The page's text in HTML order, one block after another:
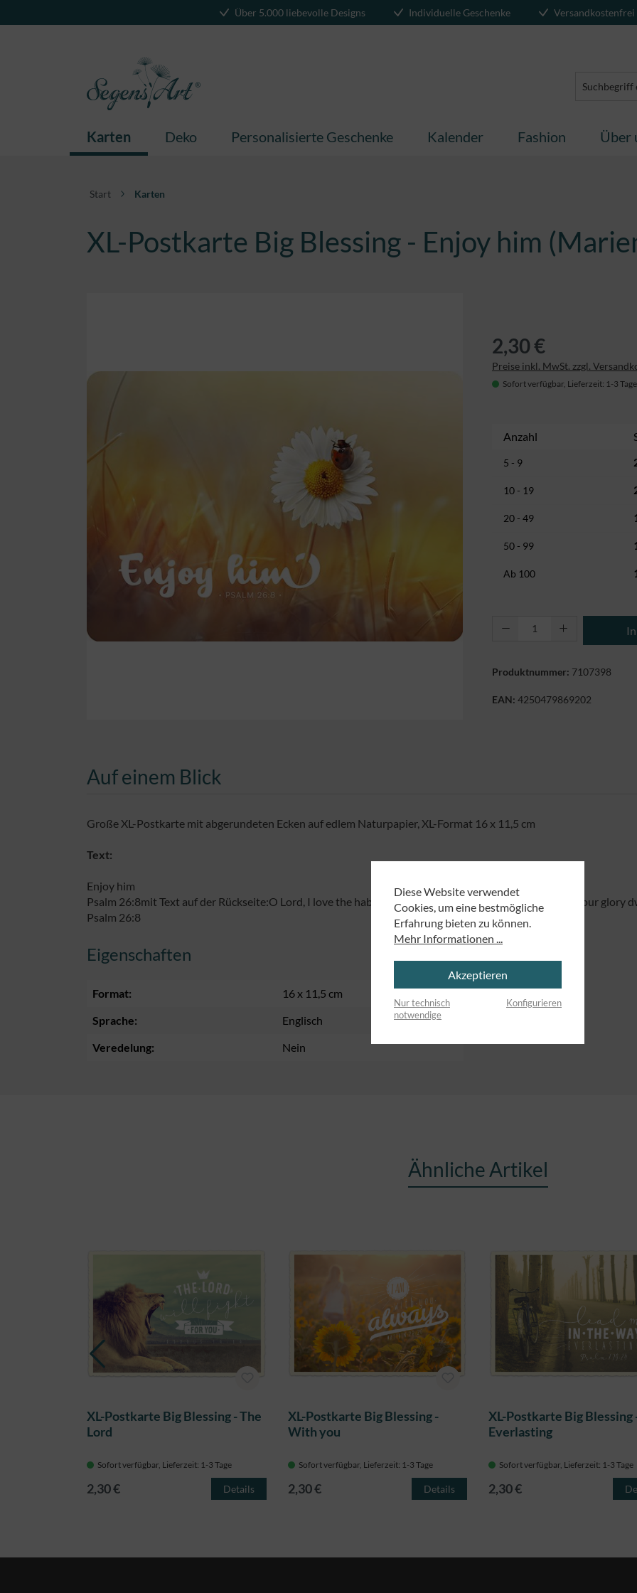
Über 5.000 liebevolle Designs Individuelle Geschenke
Karten Deko Personalisierte Geschenke Kalender Fashion Über
Start Karten
XL-Postkarte Big Blessing - Enjoy him
2,30 €
Preise inkl. MwSt. zzgl.
Sofort verfügbar, Lieferzeit: 1-3 Tage
Anzahl
5 - 9
10 - 19
20 - 49
50 - 99
Ab 100
Produkt Anzahl:
Produktnummer: 7107398
EAN: 4250479869202
Auf einem Blick
Große XL-Postkarte mit abgerundeten Ecken auf edlem Naturpapier, XL-Format 16 x 11,5 cm
Text:
Enjoy him
Psalm 26:8mit Text auf der Rückseite:O Lord, I love the habitation of your house and the place where your glory
Psalm 26:8
Eigenschaften
Format:
16 x 11,5 cm
Sprache:
Englisch
Veredelung:
Nein
Ähnliche Artikel
XL-Postkarte Big Blessing - The
Lord
Sofort verfügbar, Lieferzeit: 1-3 Tage
2,30 € Details
XL-Postkarte Big Blessing -
With you
Sofort verfügbar, Lieferzeit: 1-3 Tage
2,30 € Details
XL-Postkarte Big Blessing
Everlasting
Sofort verfügbar, Lieferzeit: 1-3 Tage
2,30 €
Diese Website verwendet
Cookies, um eine bestmögliche
Erfahrung bieten zu können.
Mehr Informationen ...
Akzeptieren
Nur technisch
notwendige
Konfigurieren